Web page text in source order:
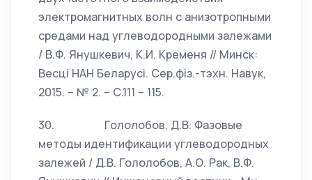
электромагнитных волн с анизотропными
средами над углеводородными залежами
/ В.Ф. Янушкевич, К.И. Кременя // Минск:
Весцi НАН Беларусi. Сер.фiз.-тэхн. Навук,
2015. – № 2. – С.111 – 115.
30. Гололобов, Д.В. Фазовые
методы идентификации углеводородных
залежей / Д.В. Гололобов, А.О. Рак, В.Ф.